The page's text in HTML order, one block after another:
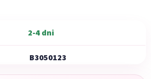
2-4 dni
B3050123